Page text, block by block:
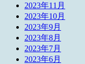
2023年11月
2023年10月
2023年9月
2023年8月
2023年7月
2023年6月